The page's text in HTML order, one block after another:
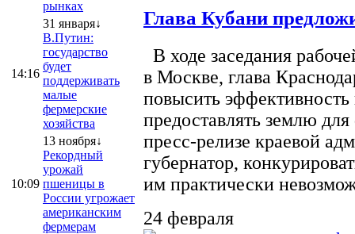
рынках
14:16
31 января↓
В.Путин:
государство
будет
поддерживать
малые
фермерские
хозяйства
10:09
13 ноября↓
Рекордный
урожай
пшеницы в
России угрожает
американским
фермерам
Глава Кубани
В ходе заседания
в Москве, глава
повысить эффективность
предоставлять землю
пресс-релизе краевой
губернатор,
им практически
24 февраля